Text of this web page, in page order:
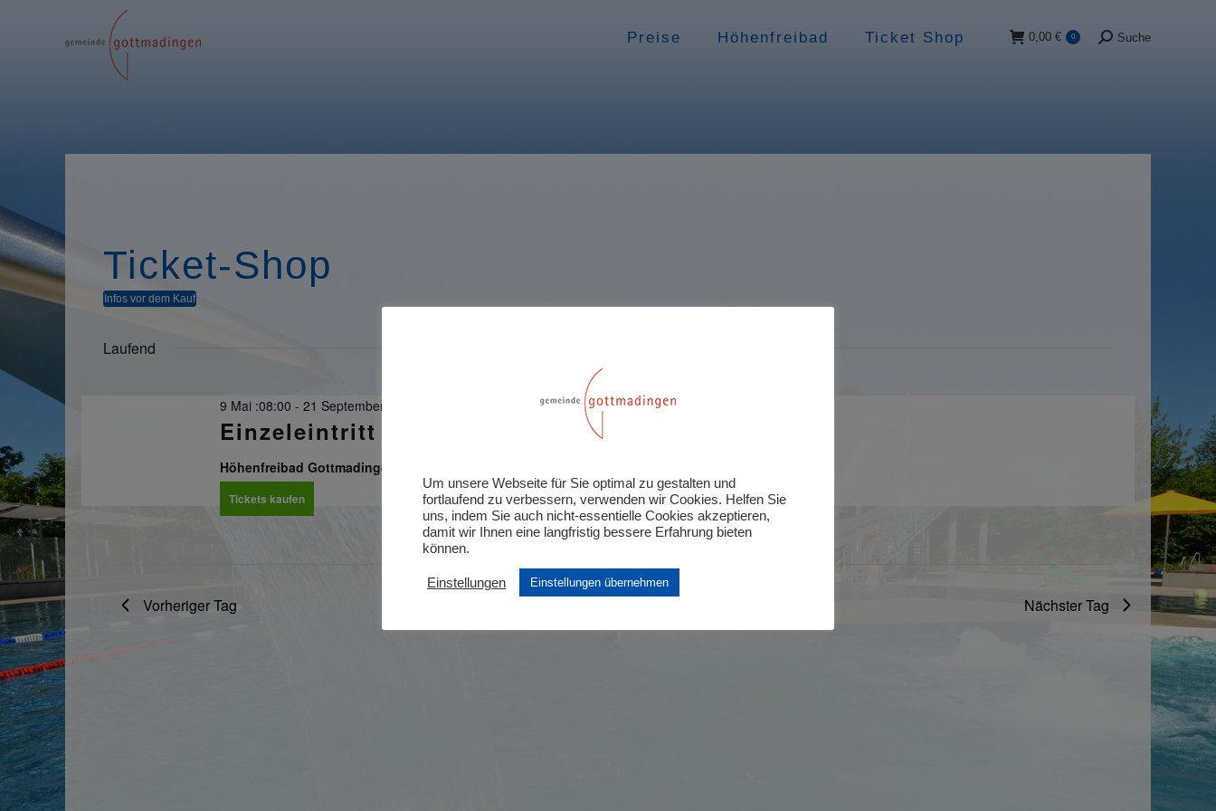
Preise Höhenfreibad Ticket Shop 0,00 € 0 Suche:
Suche
Ticket-Shop
Infos vor dem Kauf
Laufend
Einzeleintritt
9 Mai :08:00 -21 September :17:00
Höhenfreibad Gottmadingen
Tickets kaufen
Vorheriger Tag Nächster Tag
Um unsere Webseite für Sie optimal zu gestalten und
fortlaufend zu verbessern, verwenden wir Cookies. Helfen Sie
uns, indem Sie auch nicht-essentielle Cookies akzeptieren,
damit wir Ihnen eine langfristig bessere Erfahrung bieten
können.
Einstellungen Einstellungen übernehmen